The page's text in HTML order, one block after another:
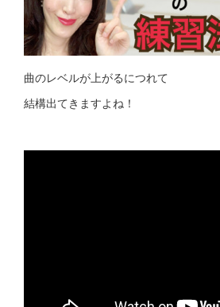
曲のレベルが上がるにつれて
結構出てきますよね！